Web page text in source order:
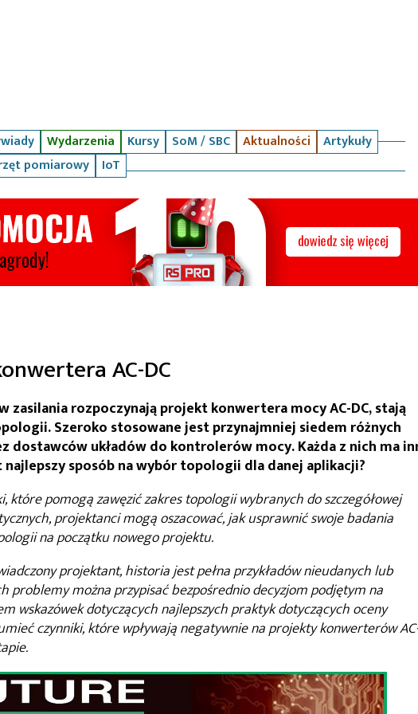
Wydarzenia Kursy SoM / SBC Aktualności
Artykuły
pomiarowy
IoT
AC-DC
zasilania rozpoczynają projekt konwertera mocy AC-DC, stają
Szeroko stosowane jest przynajmniej siedem różnych
dostawców układów do kontrolerów mocy. Każda z nich ma
najlepszy sposób na wybór topologii dla danej aplikacji?
które pomogą zawęzić zakres topologii wybranych do szczegółowej
projektanci mogą oszacować, jak usprawnić swoje badania
na początku nowego projektu.
projektant, historia jest pełna przykładów nieudanych lub
problemy można przypisać bezpośrednio decyzjom podjętym na
wskazówek dotyczących najlepszych praktyk dotyczących oceny
czynniki, które wpływają negatywnie na projekty konwerterów